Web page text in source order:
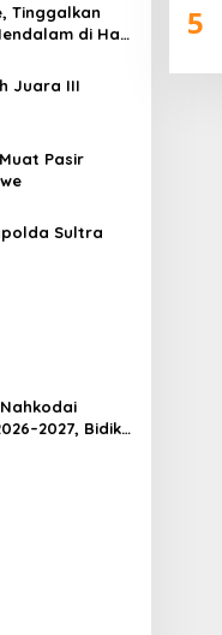
Tinggalkan
di Hati
Juara III
Pasir
Sultra
Bidik
5